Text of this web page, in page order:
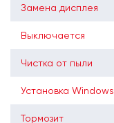
Замена дисплея
Выключается
Чистка от пыли
Установка Windows
Тормозит